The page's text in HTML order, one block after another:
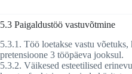
5.3 Paigaldustöö vastuvõtmine
5.3.1. Töö loetakse vastu
pretensioone 3 tööpäeva jooksul.
5.3.2. Väikesed esteetilised